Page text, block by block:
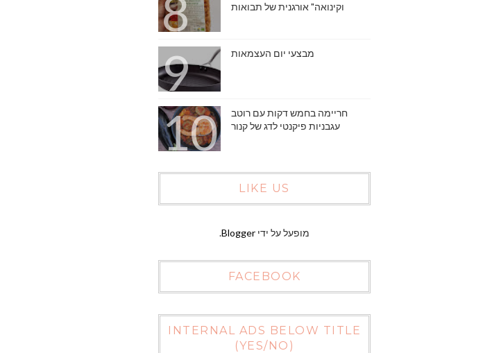
וקינואה" אורגנית של תבואות
מבצעי יום העצמאות
חריימה בחמש דקות עם רוטב
עגבניות פיקנטי לדג של קנור
LIKE US
מופעל על ידי Blogger
.
FACEBOOK
INTERNAL ADS BELOW TITLE
(YES/NO)